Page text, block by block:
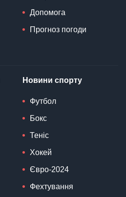
Допомога
Прогноз погоди
Новини спорту
Футбол
Бокс
Теніс
Хокей
Євро-2024
Фехтування